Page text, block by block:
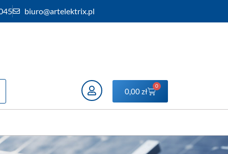
biuro@artelektrix.pl
0,00zł
0